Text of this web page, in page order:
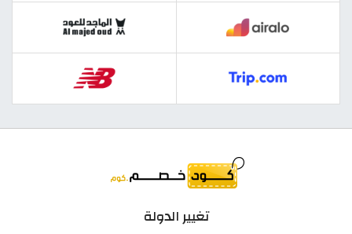
تغيير الدولة